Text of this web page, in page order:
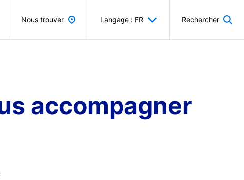
Nous trouver Langage : FR Rechercher
accompagner